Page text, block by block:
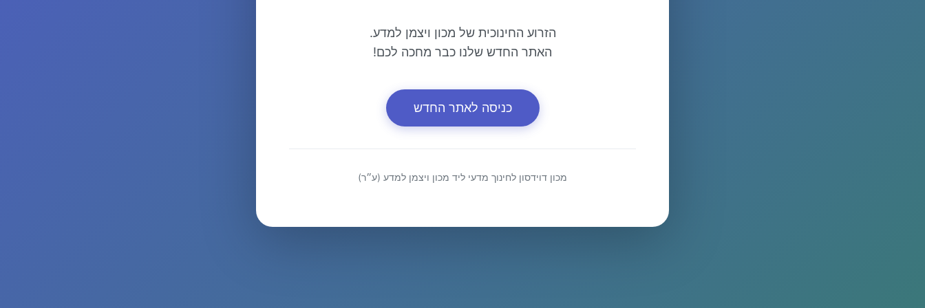
הזרוע החינוכית של מכון ויצמן למדע.
האתר החדש שלנו כבר מחכה לכם!
כניסה לאתר החדש
מכון דוידסון לחינוך מדעי ליד מכון ויצמן למדע (ע״ר)